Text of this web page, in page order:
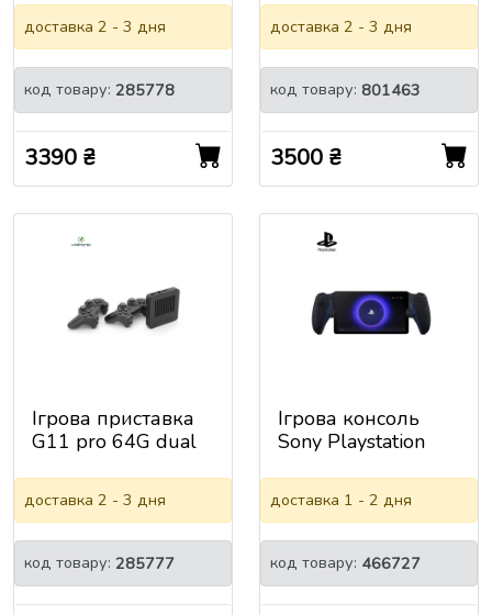
Ultra HD, 1GB RAM,
64G, Android 11.1,
CPU:S905, HDMI
2.1, 2 Геймпади,
33000 ІГР
доставка 2 - 3 дня
код товару: 285778
3390 ₴
1GB RAM, 64G,
Android 11.1,
CPU:S905LX2,
HDMI 2.1, 2
Геймпади, 10128
ІГР
доставка 2 - 3 дня
код товару: 801463
3500 ₴
Ігрова приставка
G11 pro 64G dual
Ultra HD, 1GB RAM,
64G, Android 11.1,
CPU:S905, HDMI
2.1, 2 Геймпади,
10280 ІГР
доставка 2 - 3 дня
код товару: 285777
Ігрова консоль
Sony Playstation
дистанційної гри
PlayStation Portal,
Midnight B
(1000045051)
доставка 1 - 2 дня
код товару: 466727